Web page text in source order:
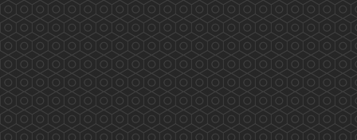
Understanding the Electronic Health Record
Sharing System- New Milestone New Horizon
(2019.09.13)
...
More
與社區藥劑師交流(2019.09.10)
2019/09/10 有幸與荃灣區工作的社區藥劑師交流
及分享...
More